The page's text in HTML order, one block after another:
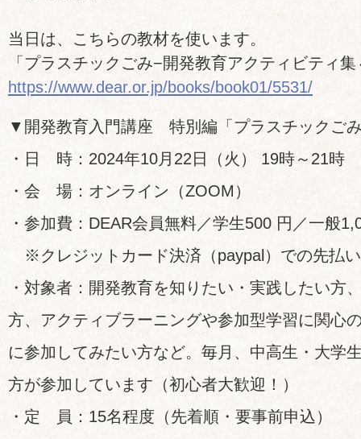
当日は、こちらの教材を使います。
「プラスチックごみ−開発教育アクティビティ集
https://www.dear.or.jp/books/book01/5531/
▼開発教育入門講座 特別編「プラスチックご
・日 時：2024年10月22日（火） 19時～21時
・会 場：オンライン（ZOOM）
・参加費：DEAR会員無料／学生500 円／一般
※クレジットカード決済（paypal）での先払
・対象者：開発教育を知りたい・実践したい方
方、アクティブラーニングや参加型学習に関心
に参加してみたい方など。毎月、中高生・大学
方が参加しています（初心者大歓迎！）
・定 員：15名程度（先着順・要事前申込）